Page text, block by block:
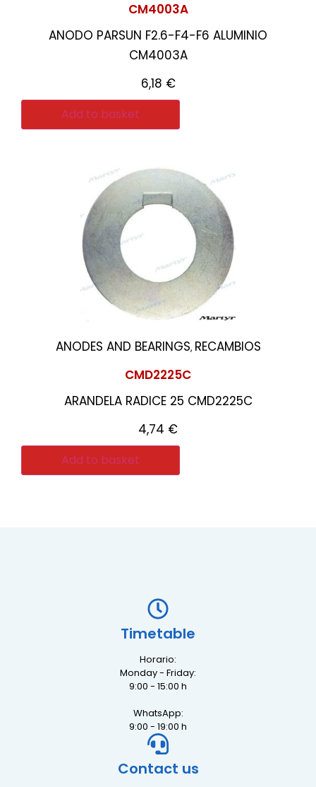
CM4003A
ANODO PARSUN F2.6-F4-F6 ALUMINIO
CM4003A
6,18 €
Add to basket
ANODES AND BEARINGS, RECAMBIOS
CMD2225C
ARANDELA RADICE 25 CMD2225C
4,74 €
Add to basket
Timetable
Horario:
Monday - Friday:
9:00 - 15:00 h
WhatsApp:
9:00 - 19:00 h
Contact us